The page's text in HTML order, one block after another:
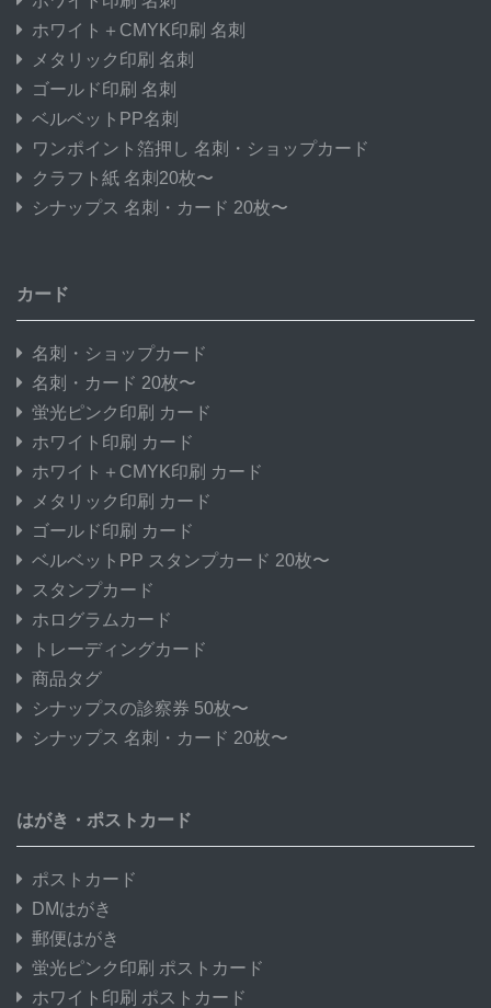
ホワイト＋CMYK印刷 名刺
メタリック印刷 名刺
ゴールド印刷 名刺
ベルベットPP名刺
ワンポイント箔押し 名刺・ショップカード
クラフト紙 名刺20枚〜
シナップス 名刺・カード 20枚〜
カード
名刺・ショップカード
名刺・カード 20枚〜
蛍光ピンク印刷 カード
ホワイト印刷 カード
ホワイト＋CMYK印刷 カード
メタリック印刷 カード
ゴールド印刷 カード
ベルベットPP スタンプカード 20枚〜
スタンプカード
ホログラムカード
トレーディングカード
商品タグ
シナップスの診察券 50枚〜
シナップス 名刺・カード 20枚〜
はがき・ポストカード
ポストカード
DMはがき
郵便はがき
蛍光ピンク印刷 ポストカード
ホワイト印刷 ポストカード